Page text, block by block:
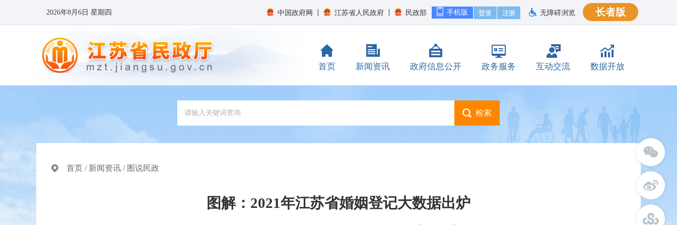
2026年8月6日 星期四 长者版
无障碍浏览
手机版
中国政府网 江苏省人民政府 民政部
首页 新闻资讯 政府信息公开 政务服务 互动交流 数据开放
首页 / 新闻资讯 / 图说民政
图解：2021年江苏省婚姻登记大数据出炉